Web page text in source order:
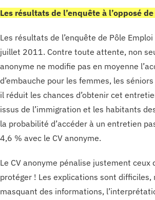
Les résultats de l’enquête à l’opposé
Les résultats de l’enquête de Pôle
juillet 2011. Contre toute attente, non
anonyme ne modifie pas en moyenne
d’embauche pour les femmes, les
il réduit les chances d’obtenir cet
issus de l’immigration et les habitants
la probabilité d’accéder à un entretien
4,6 % avec le CV anonyme.
Le CV anonyme pénalise justement ceux
protéger ! Les explications sont difficiles,
masquant des informations,